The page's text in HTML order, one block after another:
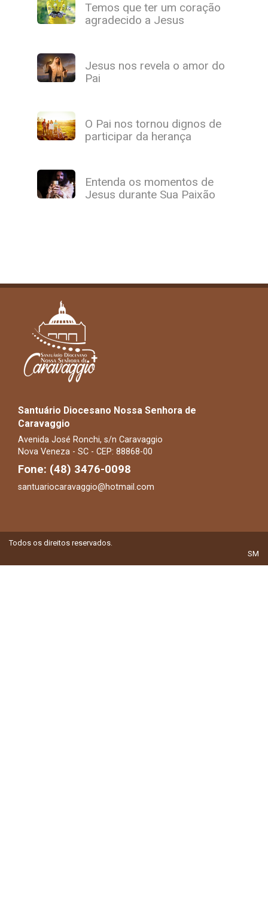
Temos que ter um coração
agradecido a Jesus
Jesus nos revela o amor do
Pai
O Pai nos tornou dignos de
participar da herança
Entenda os momentos de
Jesus durante Sua Paixão
Santuário Diocesano Nossa Senhora de
Caravaggio
Avenida José Ronchi, s/n Caravaggio
Nova Veneza - SC - CEP: 88868-00
Fone: (48) 3476-0098
santuariocaravaggio@hotmail.com
Todos os direitos reservados.
SM